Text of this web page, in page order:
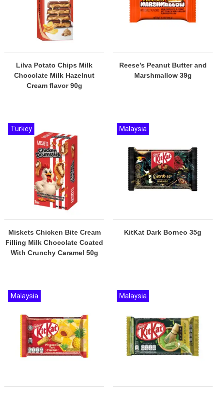
Lilva Potato Chips Milk
Chocolate Milk Hazelnut
Cream flavor 90g
Reese’s Peanut Butter and
Marshmallow 39g
Miskets Chicken Bite Cream
Filling Milk Chocolate Coated
With Crunchy Caramel 50g
Turkey
KitKat Dark Borneo 35g
Malaysia
Malaysia Malaysia